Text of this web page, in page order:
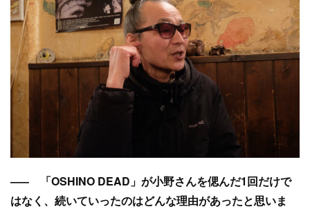
––– 「OSHINO DEAD」が小野さんを偲んだ1回だけで
はなく、続いていったのはどんな理由があったと思いま